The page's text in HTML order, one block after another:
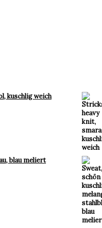
kuschlig weich
blau meliert